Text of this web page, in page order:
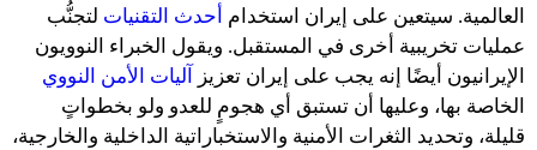
العالمية. سيتعين على إيران استخدام أحدث التقنيات لتجنُّب
عمليات تخريبية أخرى في المستقبل. ويقول الخبراء النوويون
الإيرانيون أيضًا إنه يجب على إيران تعزيز
آليات الأمن النووي
الخاصة بها، وعليها أن تستبق أي هجومٍ للعدو ولو بخطواتٍ
قليلة، وتحديد الثغرات الأمنية والاستخباراتية الداخلية والخارجية،